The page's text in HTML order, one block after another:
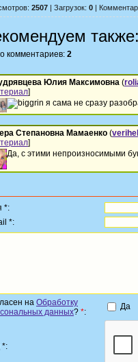
2507 | Загрузок: 0 |
комментариев: 2
Юлия Максимовна (
]
я сама не сразу
Степановна Мамаенко (
]
Да, с этими непроизносимыми
*:
*:
на Обработку
данных? *:
Да
*: